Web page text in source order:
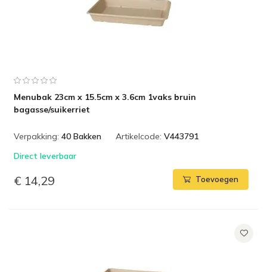
Menubak 23cm x 15.5cm x 3.6cm 1vaks bruin
bagasse/suikerriet
Verpakking: 40 Bakken Artikelcode: V443791
Direct leverbaar
€ 14,29 Toevoegen